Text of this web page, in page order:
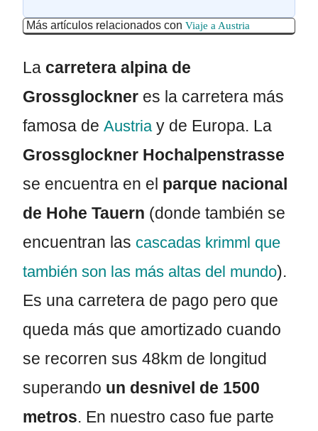
Más artículos relacionados conViaje a Austria
La carretera alpina de
Grossglockner es la carretera más
famosa deAustria y de Europa. La
Grossglockner Hochalpenstrasse
se encuentra en el parque nacional
de Hohe Tauern (donde también se
encuentran las cascadas krimml que
también son las más altas del mundo).
Es una carretera de pago pero que
queda más que amortizado cuando
se recorren sus 48km de longitud
superando un desnivel de 1500
metros. En nuestro caso fue parte